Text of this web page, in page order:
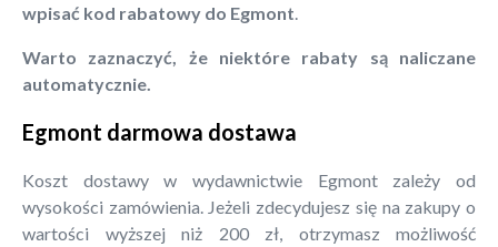
wpisać kod rabatowy do Egmont.
Warto zaznaczyć, że niektóre rabaty są naliczane
automatycznie.
Egmont darmowa dostawa
Koszt dostawy w wydawnictwie Egmont zależy od
wysokości zamówienia. Jeżeli zdecydujesz się na zakupy o
wartości wyższej niż 200 zł, otrzymasz możliwość